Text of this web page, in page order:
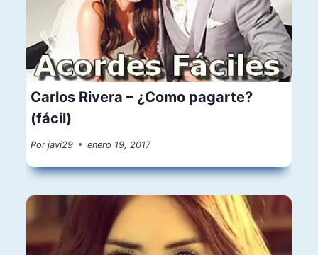
Carlos Rivera – ¿Como pagarte?
(fácil)
Por javi29 enero 19, 2017